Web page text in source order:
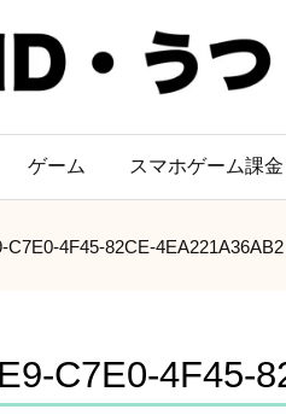
ゲーム スマホゲーム課金
C7E0-4F45-82CE-4EA221A36AB2
C7E0-4F45-